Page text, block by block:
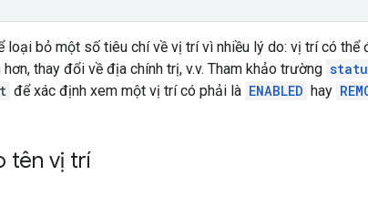
loại bỏ một số tiêu chí về vị trí vì nhiều lý do: vị trí có thể
thay đổi về địa chính trị, v.v. Tham khảo trường
để xác định xem một vị trí có phải là ENABLED hay
tên vị trí